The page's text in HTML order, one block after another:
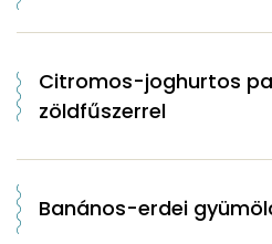
Citromos-joghurtos
zöldfűszerrel
Banános-erdei